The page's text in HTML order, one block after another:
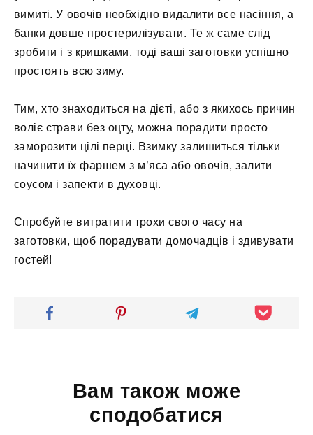
вимиті. У овочів необхідно видалити все насіння, а
банки довше простерилізувати. Те ж саме слід
зробити і з кришками, тоді ваші заготовки успішно
простоять всю зиму.
Тим, хто знаходиться на дієті, або з якихось причин
воліє страви без оцту, можна порадити просто
заморозити цілі перці. Взимку залишиться тільки
начинити їх фаршем з м’яса або овочів, залити
соусом і запекти в духовці.
Спробуйте витратити трохи свого часу на
заготовки, щоб порадувати домочадців і здивувати
гостей!
Вам також може
сподобатися